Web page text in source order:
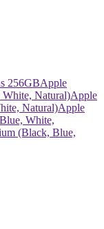
256GBApple
Natural)Apple
Natural)Apple
White,
(Black, Blue,